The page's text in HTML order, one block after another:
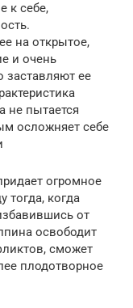
к себе,
на открытое,
и очень
заставляют ее
не пытается
осложняет себе
огромное
тогда, когда
от
освободит
сможет
плодотворное